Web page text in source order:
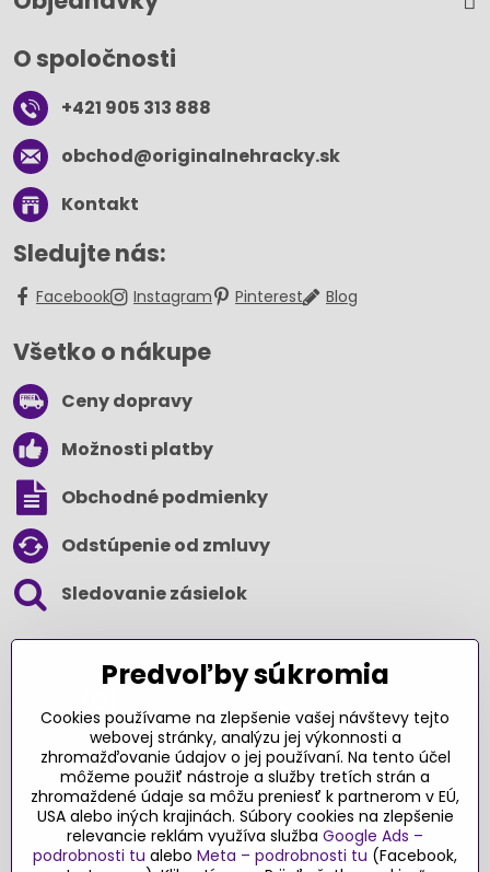
O spoločnosti
+421 905 313 888
obchod​@originalnehracky​.sk
Kontakt
Sledujte nás:
Facebook Instagram Pinterest Blog
Všetko o nákupe
Ceny dopravy
Možnosti platby
Obchodné podmienky
Odstúpenie od zmluvy
Sledovanie zásielok
Ďakujeme za podporu
Sme slovenský e-shop​. Fungujeme len
vďaka vám – rodičom a všetkým, ktorí veria
v poctivý výber kvalitných hračiek s
Predvoľby súkromia
Cookies používame na zlepšenie vašej návštevy tejto
webovej stránky, analýzu jej výkonnosti a
zhromažďovanie údajov o jej používaní. Na tento účel
môžeme použiť nástroje a služby tretích strán a
zhromaždené údaje sa môžu preniesť k partnerom v EÚ,
USA alebo iných krajinách. Súbory cookies na zlepšenie
relevancie reklám využíva služba Google Ads –
podrobnosti tu alebo Meta – podrobnosti tu (Facebook,